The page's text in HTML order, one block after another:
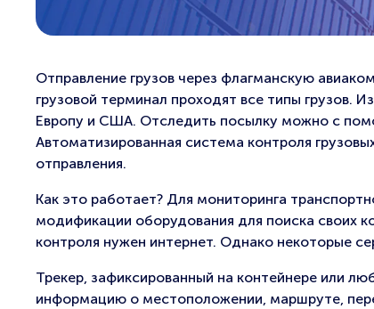
Отправление грузов через флагманскую
грузовой терминал проходят все типы грузов.
Европу и США. Отследить посылку можно с
Автоматизированная система контроля
отправления.
Как это работает? Для мониторинга
модификации оборудования для поиска своих
контроля нужен интернет. Однако некоторые
Трекер, зафиксированный на контейнере или
информацию о местоположении, маршруте,